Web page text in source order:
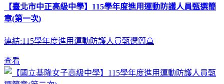
【臺北市中正高級中學】115學年度進用運動防護人員甄選簡
章(第一次)
連結:115學年度進用運動防護人員甄選簡章
查看